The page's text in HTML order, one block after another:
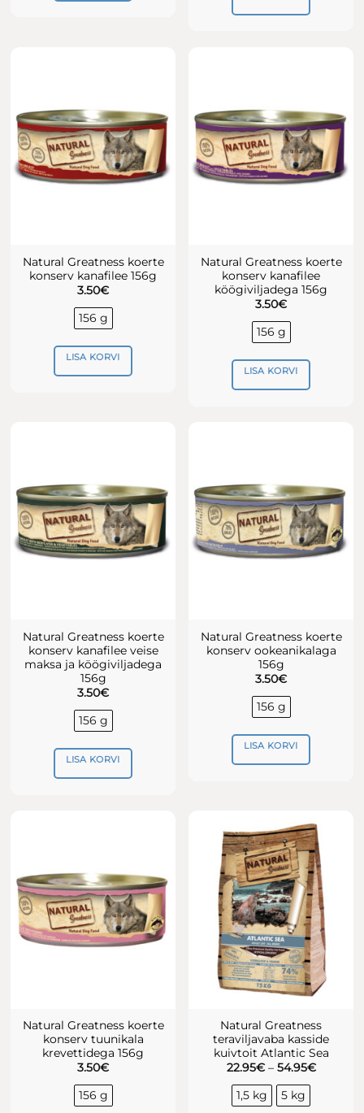
Natural Greatness koerte
konserv kanafilee 156g
3.50€
156 g
LISA KORVI
Natural Greatness koerte
konserv kanafilee
köögiviljadega 156g
3.50€
156 g
LISA KORVI
Natural Greatness koerte
konserv kanafilee veise
maksa ja köögiviljadega
156g
3.50€
156 g
LISA KORVI
Natural Greatness koerte
konserv ookeanikalaga
156g
3.50€
156 g
LISA KORVI
Natural Greatness koerte
konserv tuunikala
krevettidega 156g
3.50€
156 g
Natural Greatness
teraviljavaba kasside
kuivtoit Atlantic Sea
22.95€ – 54.95€
1,5 kg 5 kg